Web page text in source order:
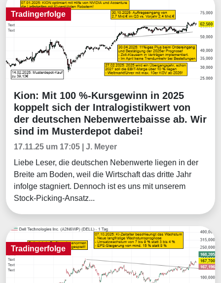
Tradingerfolge
Tradingerfolge
Kion: Mit 100 %-Kursgewinn in 2025
koppelt sich der Intralogistikwert von
der deutschen Nebenwertebaisse ab. Wir
sind im Musterdepot dabei!
17.11.25 um 17:05 | J. Meyer
Liebe Leser, die deutschen Nebenwerte liegen in der
Breite am Boden, weil die Wirtschaft das dritte Jahr
infolge stagniert. Dennoch ist es uns mit unserem
Stock-Picking-Ansatz...
Tradingerfolge